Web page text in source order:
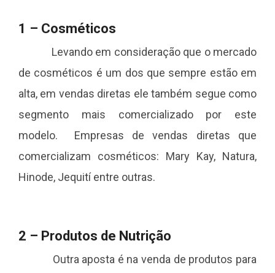
1 – Cosméticos
Levando em consideração que o mercado
de cosméticos é um dos que sempre estão em
alta, em vendas diretas ele também segue como
segmento mais comercializado por este
modelo. Empresas de vendas diretas que
comercializam cosméticos: Mary Kay, Natura,
Hinode, Jequití entre outras.
2 – Produtos de Nutrição
Outra aposta é na venda de produtos para